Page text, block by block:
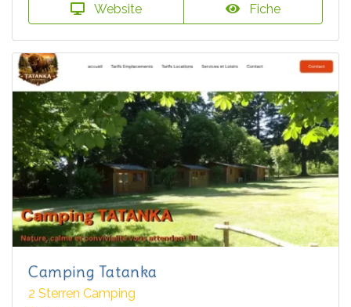
Website Fiche
Camping Tatanka
2 Sterren Camping